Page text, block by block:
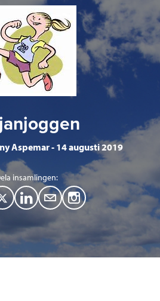
Aspemar 14 augusti 2019
insamlingen:
T
i
L
M
a
i